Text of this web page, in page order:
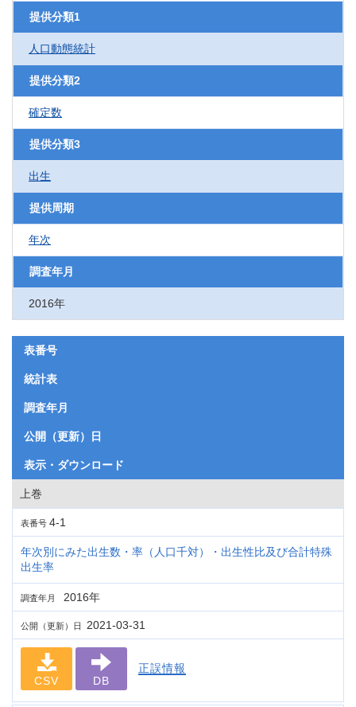
提供分類1
人口動態統計
提供分類2
確定数
提供分類3
出生
提供周期
年次
調査年月
2016年
表番号
統計表
調査年月
公開（更新）日
表示・ダウンロード
上巻
表番号 4-1
年次別にみた出生数・率（人口千対）・出生性比及び合計特殊
出生率
調査年月 2016年
公開（更新）日 2021-03-31
CSV DB
正誤情報